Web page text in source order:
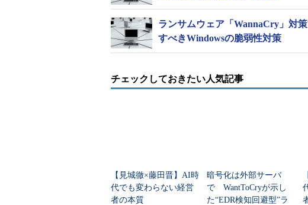
【注1】筆者が確認した限り、2017
想マシンでは、SMB 1.0の無効化
コマンドでSMB v1の無効化状況
効化することをお勧めします。
は、SMB v1の無効化は行われてい
ランサムウェア「WannaCry」対
すべきWindowsの脆弱性対策
チェックしておきたい人気記事
【見城徹×藤田晋】AI時
代でも変わらない経営
者の本質
暗号化は外部サーバ
で WantToCryが示し
た“EDR検知回避型”ラ